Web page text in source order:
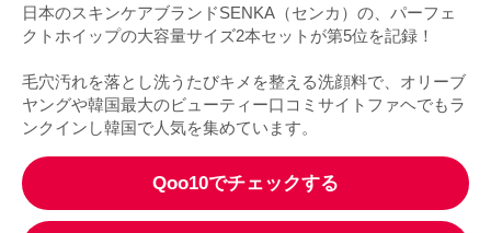
日本のスキンケアブランドSENKA（センカ）の、パーフェ
クトホイップの大容量サイズ2本セットが第5位を記録！
毛穴汚れを落とし洗うたびキメを整える洗顔料で、オリーブ
ヤングや韓国最大のビューティー口コミサイトファヘでもラ
ンクインし韓国で人気を集めています。
Qoo10でチェックする